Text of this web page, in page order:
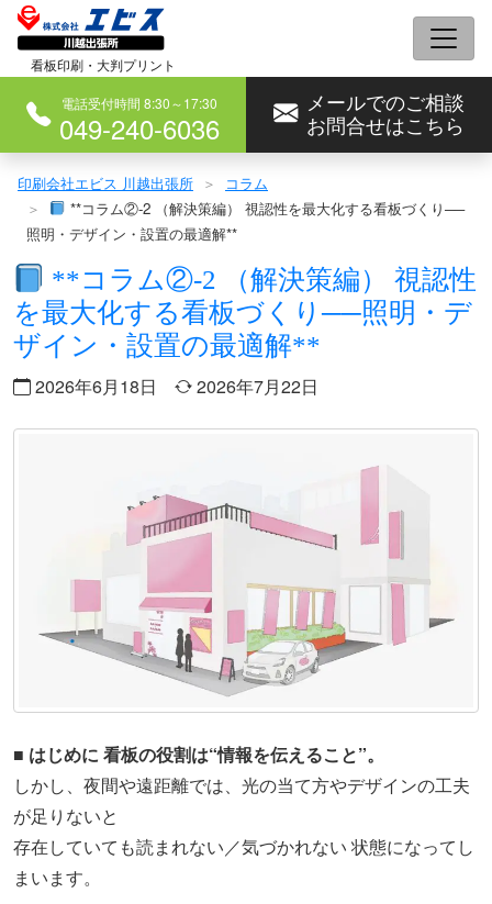
テ
プ
看板印刷・大判プリント
電話受付時間 8:30～17:30
049-240-6036
メールでのご相談
お問合せはこちら
印刷会社エビス 川越出張所
コラム
**コラム②-2 （解決策編） 視認性を最大化する看板づくり──
照明・デザイン・設置の最適解**
**コラム②-2 （解決策編） 視認性
を最大化する看板づくり──照明・デ
ザイン・設置の最適解**
2026年6月18日 2026年7月22日
■ はじめに 看板の役割は“情報を伝えること”。
しかし、夜間や遠距離では、光の当て方やデザインの工夫
が足りないと
存在していても読まれない／気づかれない 状態になってし
まいます。